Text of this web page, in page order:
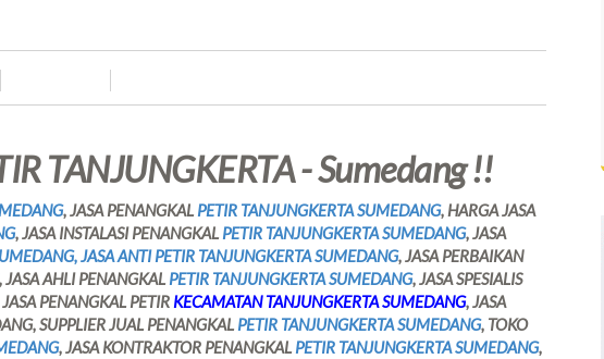
TANJUNGKERTA - Sumedang !!
, JASA PENANGKAL PETIR TANJUNGKERTA SUMEDANG, HARGA JASA
, JASA INSTALASI PENANGKAL PETIR TANJUNGKERTA SUMEDANG, JASA
JASA ANTI PETIR TANJUNGKERTA SUMEDANG, JASA PERBAIKAN
JASA AHLI PENANGKAL PETIR TANJUNGKERTA SUMEDANG, JASA SPESIALIS
JASA PENANGKAL PETIR KECAMATAN TANJUNGKERTA SUMEDANG, JASA
SUPPLIER JUAL PENANGKAL PETIR TANJUNGKERTA SUMEDANG, TOKO
, JASA KONTRAKTOR PENANGKAL PETIR TANJUNGKERTA SUMEDANG,